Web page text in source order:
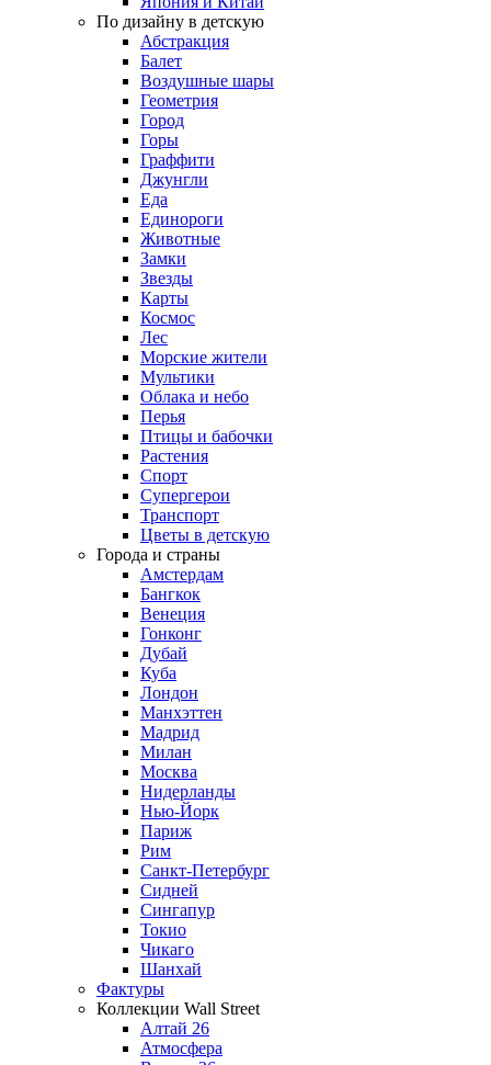
По дизайну в детскую
Абстракция
Балет
Воздушные шары
Геометрия
Город
Горы
Граффити
Джунгли
Еда
Единороги
Животные
Замки
Звезды
Карты
Космос
Лес
Морские жители
Мультики
Облака и небо
Перья
Птицы и бабочки
Растения
Спорт
Супергерои
Транспорт
Цветы в детскую
Города и страны
Амстердам
Бангкок
Венеция
Гонконг
Дубай
Куба
Лондон
Манхэттен
Мадрид
Милан
Москва
Нидерланды
Нью-Йорк
Париж
Рим
Санкт-Петербург
Сидней
Сингапур
Токио
Чикаго
Шанхай
Фактуры
Коллекции Wall Street
Алтай 26
Атмосфера